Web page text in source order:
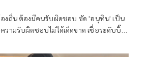
งถิ่น ต้องมีคนรับผิดชอบ ซัด 'อนุทิน' เป็น
วามรับผิดชอบไม่ได้เด็ดขาด เชื่อระดับบิ๊ก